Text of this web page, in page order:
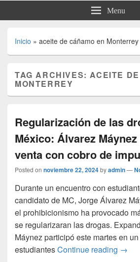
Menu
Inicio » aceite de cáñamo en Monterrey
TAG ARCHIVES:ACEITE
MONTERREY
Regularización de las
México: Álvarez
venta con cobro de
Posted on noviembre 22, 2024byadmin—
Durante un encuentro con
candidato de MC, Jorge Álvarez
el prohibicionismo ha provocado
se regularizaran las drogas.
Máynez participó este martes en
estudiantesContinue reading →